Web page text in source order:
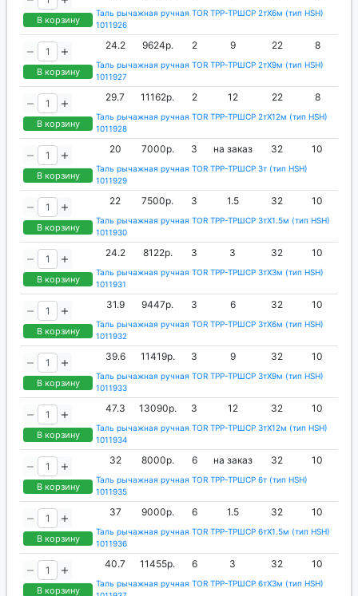
В корзину
Таль рычажная ручная TOR ТРР-ТРШСР 2тХ6м (тип HSH)
1011926
В корзину
24.2 9624р. 2 9 22 8
Таль рычажная ручная TOR ТРР-ТРШСР 2тХ9м (тип HSH)
1011927
В корзину
29.7 11162р. 2 12 22 8
Таль рычажная ручная TOR ТРР-ТРШСР 2тХ12м (тип HSH)
1011928
В корзину
20 7000р. 3 на заказ 32 10
Таль рычажная ручная TOR ТРР-ТРШСР 3т (тип HSH)
1011929
В корзину
22 7500р. 3 1.5 32 10
Таль рычажная ручная TOR ТРР-ТРШСР 3тХ1.5м (тип HSH)
1011930
В корзину
24.2 8122р. 3 3 32 10
Таль рычажная ручная TOR ТРР-ТРШСР 3тХ3м (тип HSH)
1011931
В корзину
31.9 9447р. 3 6 32 10
Таль рычажная ручная TOR ТРР-ТРШСР 3тХ6м (тип HSH)
1011932
В корзину
39.6 11419р. 3 9 32 10
Таль рычажная ручная TOR ТРР-ТРШСР 3тХ9м (тип HSH)
1011933
В корзину
47.3 13090р. 3 12 32 10
Таль рычажная ручная TOR ТРР-ТРШСР 3тХ12м (тип HSH)
1011934
В корзину
32 8000р. 6 на заказ 32 10
Таль рычажная ручная TOR ТРР-ТРШСР 6т (тип HSH)
1011935
В корзину
37 9000р. 6 1.5 32 10
Таль рычажная ручная TOR ТРР-ТРШСР 6тХ1.5м (тип HSH)
1011936
В корзину
40.7 11455р. 6 3 32 10
Таль рычажная ручная TOR ТРР-ТРШСР 6тХ3м (тип HSH)